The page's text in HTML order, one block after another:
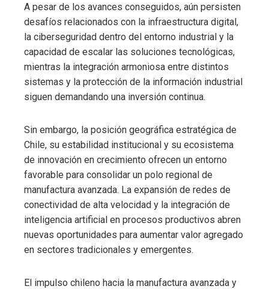
A pesar de los avances conseguidos, aún persisten
desafíos relacionados con la infraestructura digital,
la ciberseguridad dentro del entorno industrial y la
capacidad de escalar las soluciones tecnológicas,
mientras la integración armoniosa entre distintos
sistemas y la protección de la información industrial
siguen demandando una inversión continua.
Sin embargo, la posición geográfica estratégica de
Chile, su estabilidad institucional y su ecosistema
de innovación en crecimiento ofrecen un entorno
favorable para consolidar un polo regional de
manufactura avanzada. La expansión de redes de
conectividad de alta velocidad y la integración de
inteligencia artificial en procesos productivos abren
nuevas oportunidades para aumentar valor agregado
en sectores tradicionales y emergentes.
El impulso chileno hacia la manufactura avanzada y